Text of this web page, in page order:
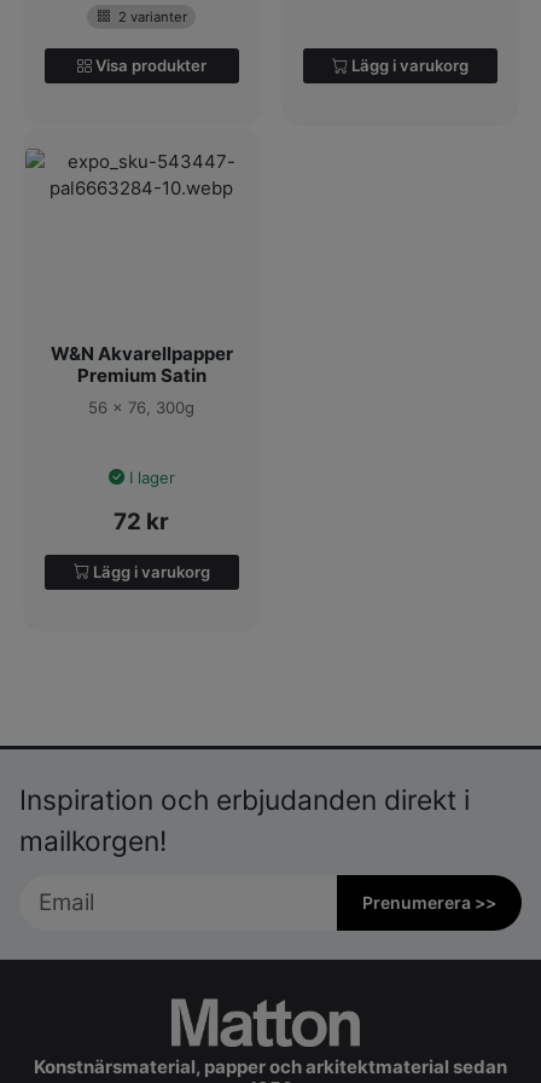
2 varianter
Visa produkter Lägg i varukorg
W&N Akvarellpapper
Premium Satin
56 x 76, 300g
I lager
72 kr
Lägg i varukorg
Inspiration och erbjudanden direkt i
mailkorgen!
Prenumerera >>
Konstnärsmaterial, papper och arkitektmaterial sedan